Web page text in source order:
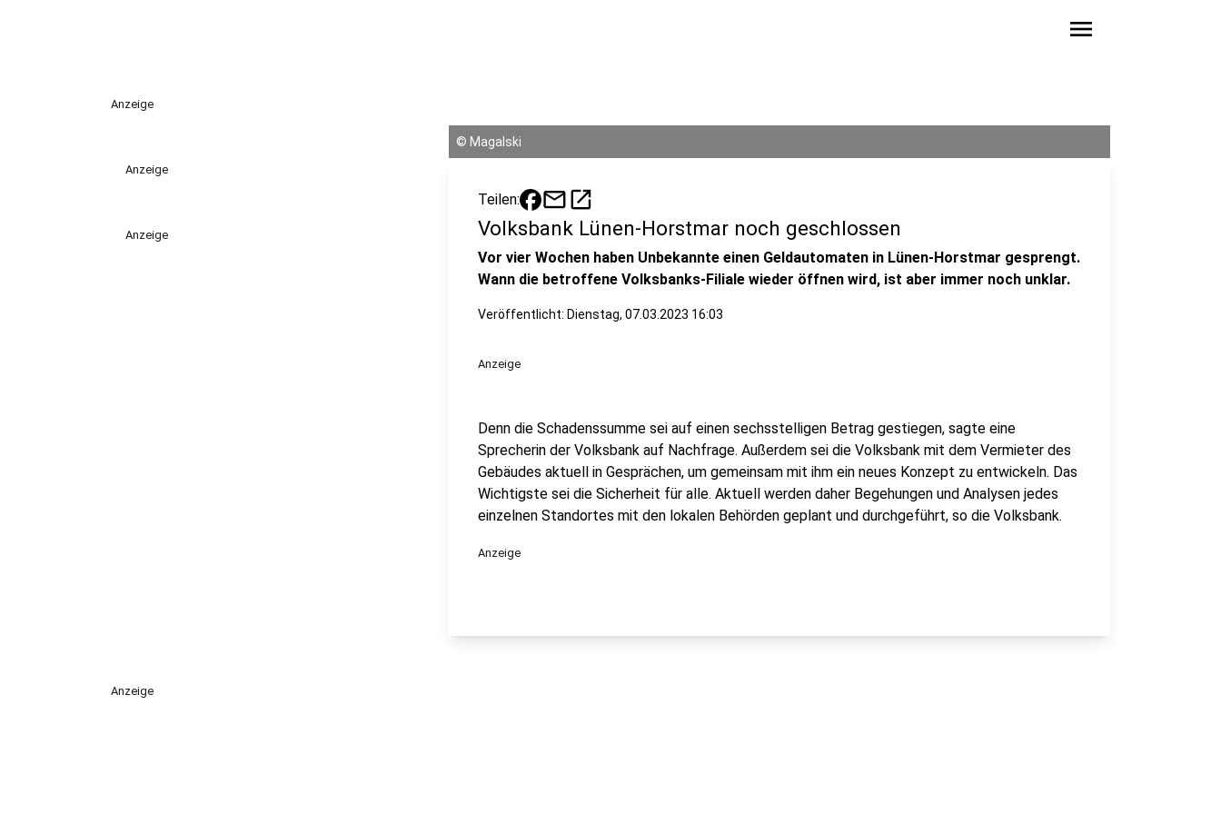
menu
Anzeige
Anzeige
Anzeige
© Magalski
Teilen: mailopen_in_new
Volksbank Lünen-Horstmar noch geschlossen
Vor vier Wochen haben Unbekannte einen Geldautomaten in Lünen-Horstmar gesprengt.
Wann die betroffene Volksbanks-Filiale wieder öffnen wird, ist aber immer noch unklar.
Veröffentlicht: Dienstag, 07.03.2023 16:03
Anzeige
Denn die Schadenssumme sei auf einen sechsstelligen Betrag gestiegen, sagte eine
Sprecherin der Volksbank auf Nachfrage. Außerdem sei die Volksbank mit dem Vermieter des
Gebäudes aktuell in Gesprächen, um gemeinsam mit ihm ein neues Konzept zu entwickeln. Das
Wichtigste sei die Sicherheit für alle. Aktuell werden daher Begehungen und Analysen jedes
einzelnen Standortes mit den lokalen Behörden geplant und durchgeführt, so die Volksbank.
Anzeige
Anzeige